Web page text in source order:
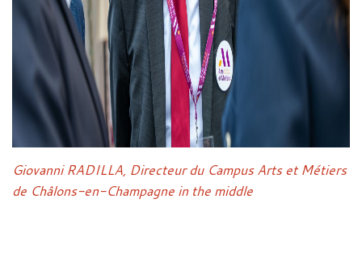
Giovanni RADILLA, Directeur du Campus Arts et Métiers
de Châlons-en-Champagne in the middle